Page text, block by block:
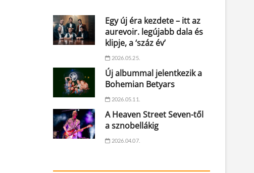
Egy új éra kezdete – itt az
aurevoir. legújabb dala és
klipje, a ‘száz év’
2026.05.25.
Új albummal jelentkezik a
Bohemian Betyars
2026.05.11.
A Heaven Street Seven-től
a sznobellákig
2026.04.07.